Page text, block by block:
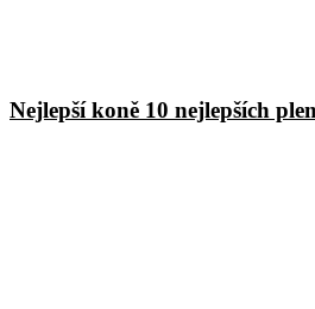
Nejlepší koně 10 nejlepších